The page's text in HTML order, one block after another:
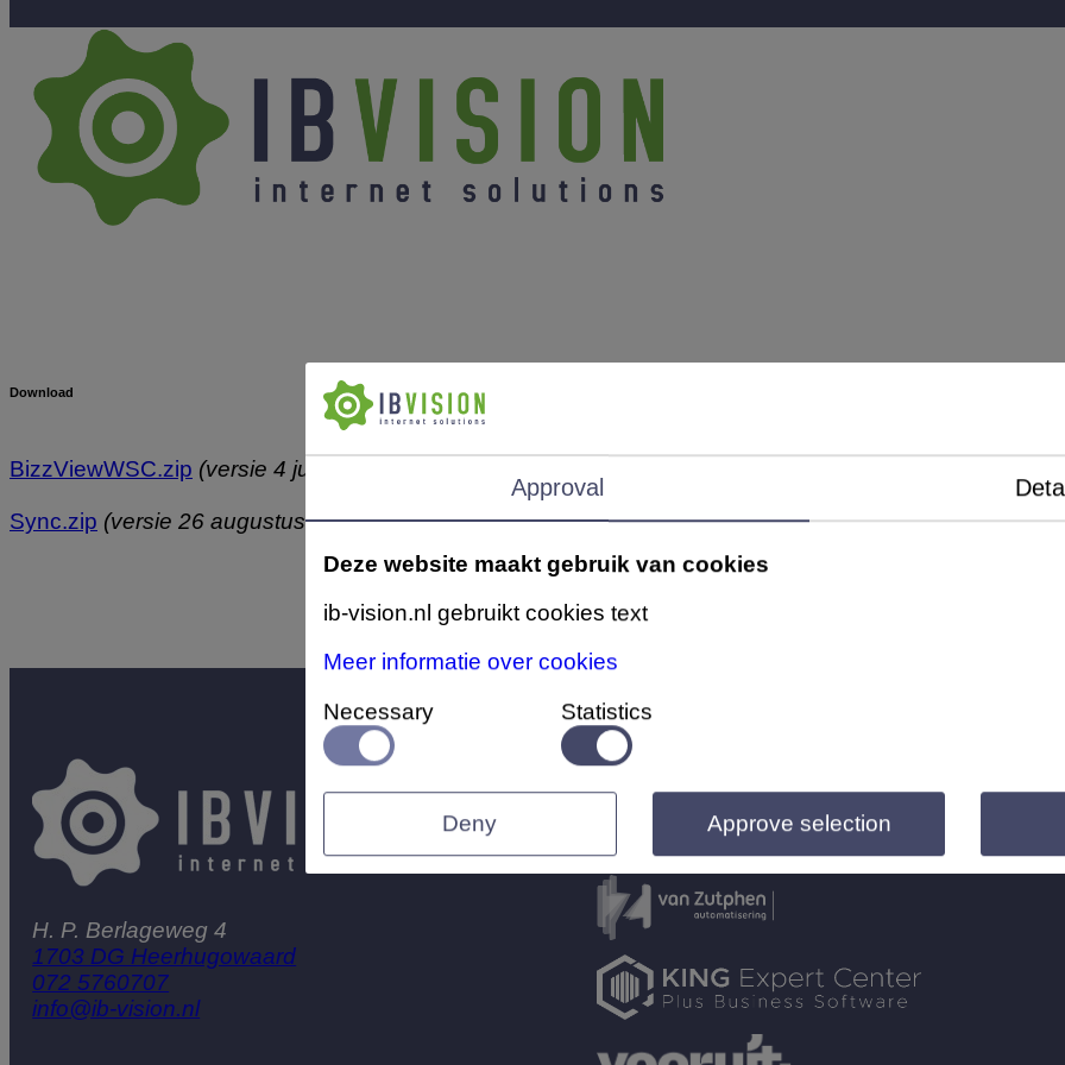
Download
BizzViewWSC.zip (versie 4 juni 2026)
Sync.zip (versie 26 augustus 2025)
H. P. Berlageweg 4
1703 DG Heerhugowaard
072 5760707
info@ib-vision.nl
Partners:
Approval
Deze website maakt gebruik van cookies
ib-vision.nl gebruikt cookies text
Meer informatie over cookies
Necessary
Statistics
Deny Approve selection